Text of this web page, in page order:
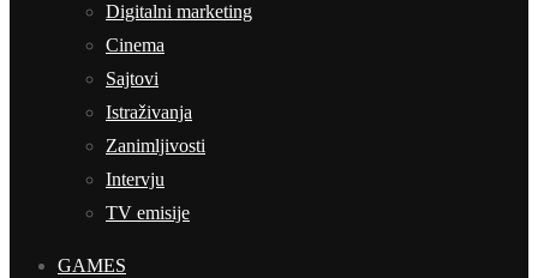
Digitalni marketing
Cinema
Sajtovi
Istraživanja
Zanimljivosti
Intervju
TV emisije
GAMES